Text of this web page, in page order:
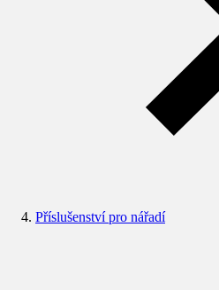
Příslušenství pro nářadí